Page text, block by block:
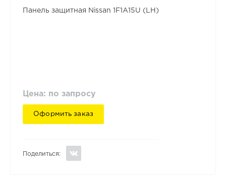
Панель защитная Nissan 1F1A15U (LH)
Цена: по запросу
Оформить заказ
Поделиться: